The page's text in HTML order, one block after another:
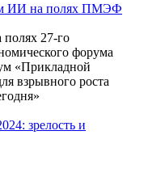
ИИ на полях ПМЭФ
полях 27-го
форума
«Прикладной
взрывного роста
зрелость и